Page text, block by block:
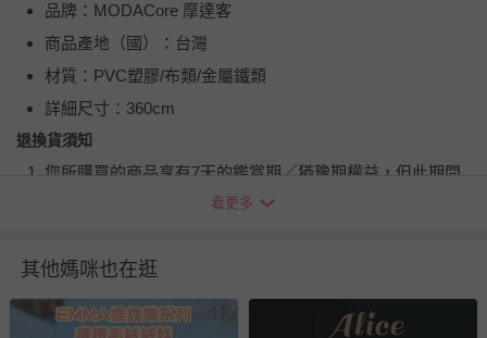
品牌：MODACore 摩達客
商品產地（國）：台灣
材質：PVC塑膠/布類/金屬鐵類
詳細尺寸：360cm
退換貨須知
您所購買的商品享有7天的鑑賞期／猶豫期權益，但此期間
並非試用期，您所退回的商品必須是未經使用的全新狀態，
如需退換貨，請於收到商品7天（含例假日內提出），如為
瑕疵退換貨所產生的運費，將由媽咪愛負責處理，若非瑕疵
退貨，您可至『查詢訂單』>『已出貨』中查詢該筆訂單，
看更多
其他媽咪也在逛